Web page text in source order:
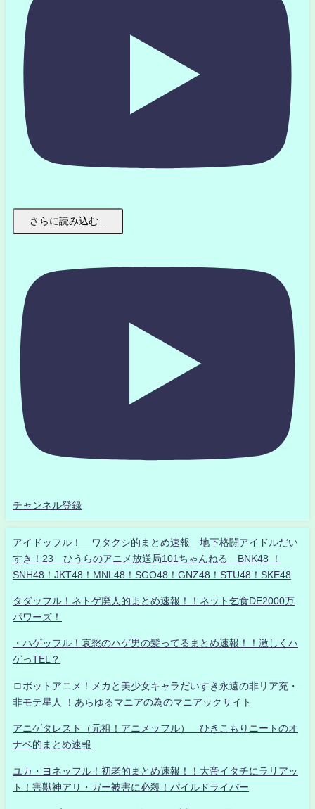
さらに読み込む...
チャンネル登録
アイドッフル！ ワタクシ的まとめ速報 地下格闘アイドルだい
すき！23 ひうらのアニメ放送局101ちゃんねる BNK48 ！
SNH48！JKT48！MNL48！SGO48！GNZ48！STU48！SKE48
タダッフル！ネトゲ廃人的まとめ速報！！ネット乞食DE2000万
パワーズ！
・ハゲッフル！哀愁のハゲ男の髪ってるまとめ速報！！激しくハ
ゲっTEL？
ロボットアニメ！メカと美少女キャラだいすき永遠の非リア充・
非モテ星人 ！あらゆるマニアの為のマニアックサイト
アニゲタレスト（元祖！アニメッフル） ひきこもりニートのオ
ナベ的まとめ速報
ユカ・ヨネッフル！初老的まとめ速報！！大帝イタチにラリアッ
ト！害獣神アリ・ガー被害に必殺！パイルドライバー